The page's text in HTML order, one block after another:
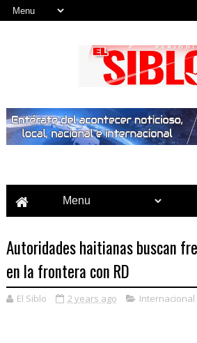
Autoridades haitianas buscan
en la frontera con RD
El Siblo 2 years ago Internacional